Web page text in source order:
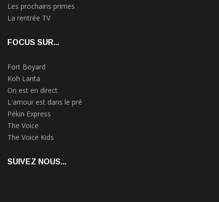
Les prochains primes
La rentrée TV
FOCUS SUR...
Fort Boyard
Koh Lanta
On est en direct
L'amour est dans le pré
Pékin Express
The Voice
The Voice Kids
SUIVEZ NOUS...